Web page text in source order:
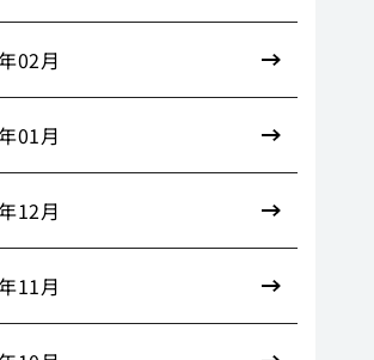
02月
01月
12月
11月